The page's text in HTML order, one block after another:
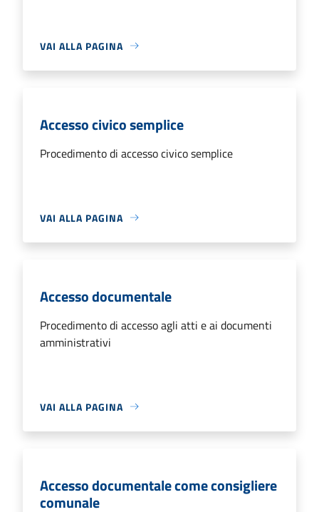
VAI ALLA PAGINA
Accesso civico semplice
Procedimento di accesso civico semplice
VAI ALLA PAGINA
Accesso documentale
Procedimento di accesso agli atti e ai documenti
amministrativi
VAI ALLA PAGINA
Accesso documentale come consigliere
comunale